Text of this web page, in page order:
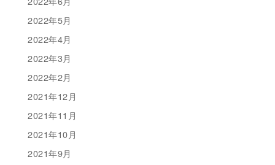
2022年5月
2022年4月
2022年3月
2022年2月
2021年12月
2021年11月
2021年10月
2021年9月